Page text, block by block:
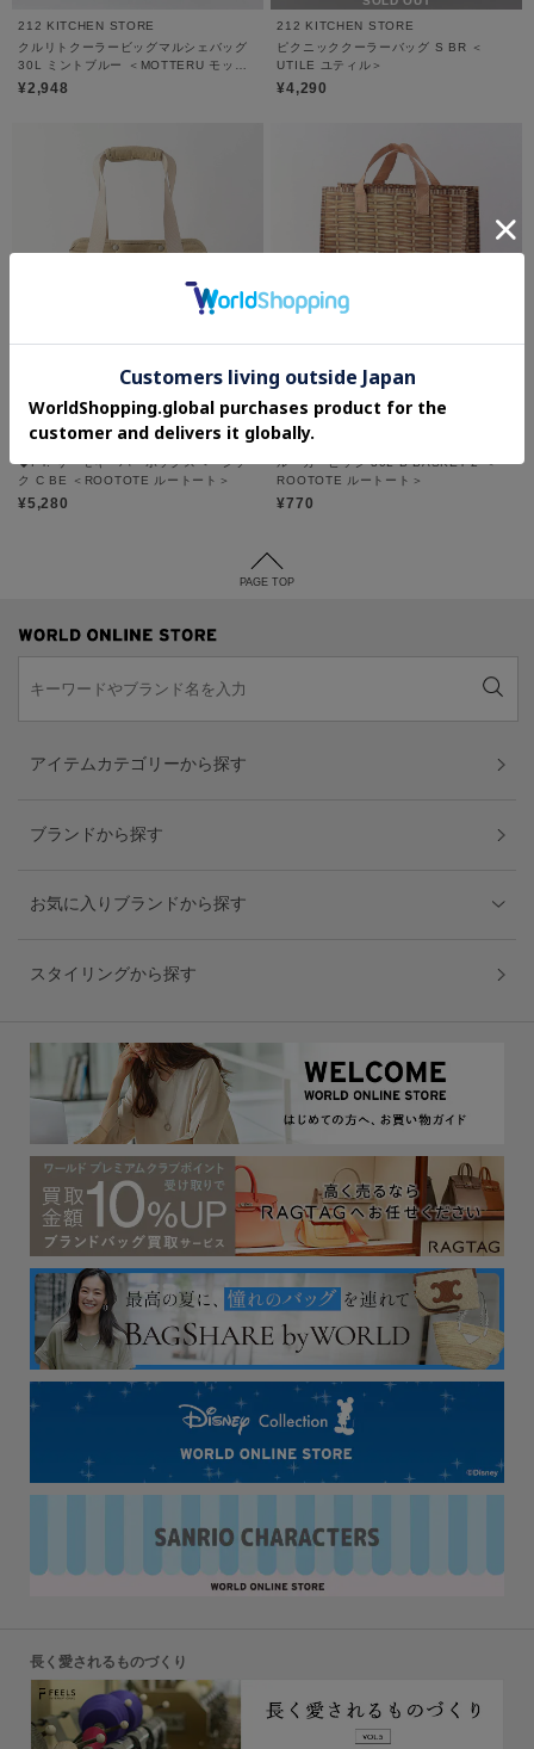
212 KITCHEN STORE
クルリトクーラービッグマルシェバッグ
30L ミントブルー ＜MOTTERU モッテ
ル＞
¥2,948
212 KITCHEN STORE
ピクニッククーラーバッグ S BR ＜
UTILE ユティル＞
¥4,290
SOLD OUT
212 KITCHEN STORE
◆PT. サーモキーパーボックスベーシッ
ク C BE ＜ROOTOTE ルートート＞
¥5,280
SOLD OUT
212 KITCHEN STORE
ルーガービッジ 30L-B BASKET 2 ＜
ROOTOTE ルートート＞
¥770
PAGE TOP
アイテムカテゴリーから探す
ブランドから探す
お気に入りブランドから探す
スタイリングから探す
長く愛されるものづくり